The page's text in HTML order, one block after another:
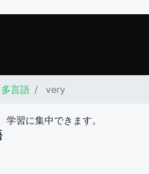
言語 very
習に集中できます。